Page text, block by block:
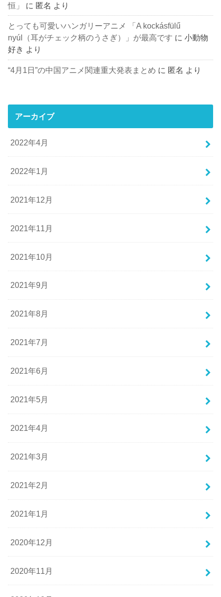
恒」
に 匿名 より
とっても可愛いハンガリーアニメ 「A kockásfülű
nyúl（耳がチェック柄のうさぎ）」が最高です に小動物
好き より
“4月1日”の中国アニメ関連重大発表まとめ に 匿名 より
アーカイブ
2022年4月
2022年1月
2021年12月
2021年11月
2021年10月
2021年9月
2021年8月
2021年7月
2021年6月
2021年5月
2021年4月
2021年3月
2021年2月
2021年1月
2020年12月
2020年11月